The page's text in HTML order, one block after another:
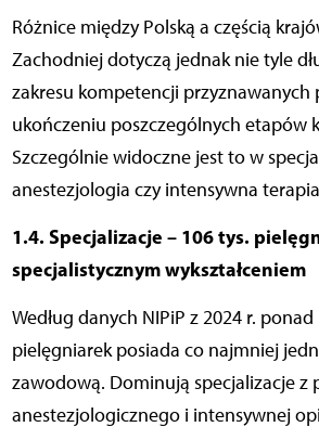
Różnice między Polską a częścią
Zachodniej dotyczą jednak nie tyle
zakresu kompetencji
ukończeniu poszczególnych etapów
Szczególnie widoczne jest to w
anestezjologia czy intensywna
1.4. Specjalizacje – 106 tys.
specjalistycznym wykształceniem
Według danych NIPiP z 2024 r.
pielęgniarek posiada co najmniej
zawodową. Dominują specjalizacje z
anestezjologicznego i intensywnej